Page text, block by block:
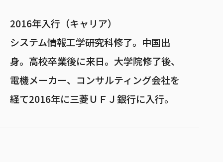
2016年入行（キャリア）
システム情報工学研究科修了。中国出
身。高校卒業後に来日。大学院修了後、
電機メーカー、コンサルティング会社を
経て2016年に三菱ＵＦＪ銀行に入行。